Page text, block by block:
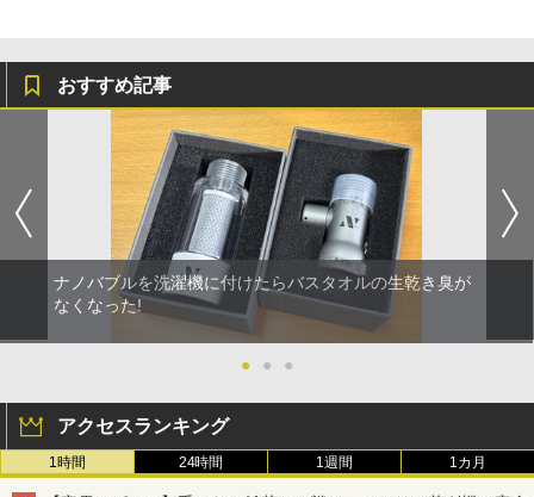
おすすめ記事
ナノバブルを洗濯機に付けたらバスタオルの生乾き臭が
なくなった!
● ● ●
アクセスランキング
1時間 24時間 1週間 1カ月